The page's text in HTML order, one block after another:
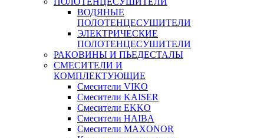
ВОДЯНЫЕ
ПОЛОТЕНЦЕСУШИТЕЛИ
ЭЛЕКТРИЧЕСКИЕ
ПОЛОТЕНЦЕСУШИТЕЛИ
РАКОВИНЫ И ПЬЕДЕСТАЛЫ
СМЕСИТЕЛИ И
КОМПЛЕКТУЮЩИЕ
Смесители VIKO
Смесители KAISER
Смесители EKKO
Смесители HAIBA
Смесители MAXONOR